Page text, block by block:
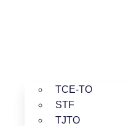
TCE-TO
STF
TJTO